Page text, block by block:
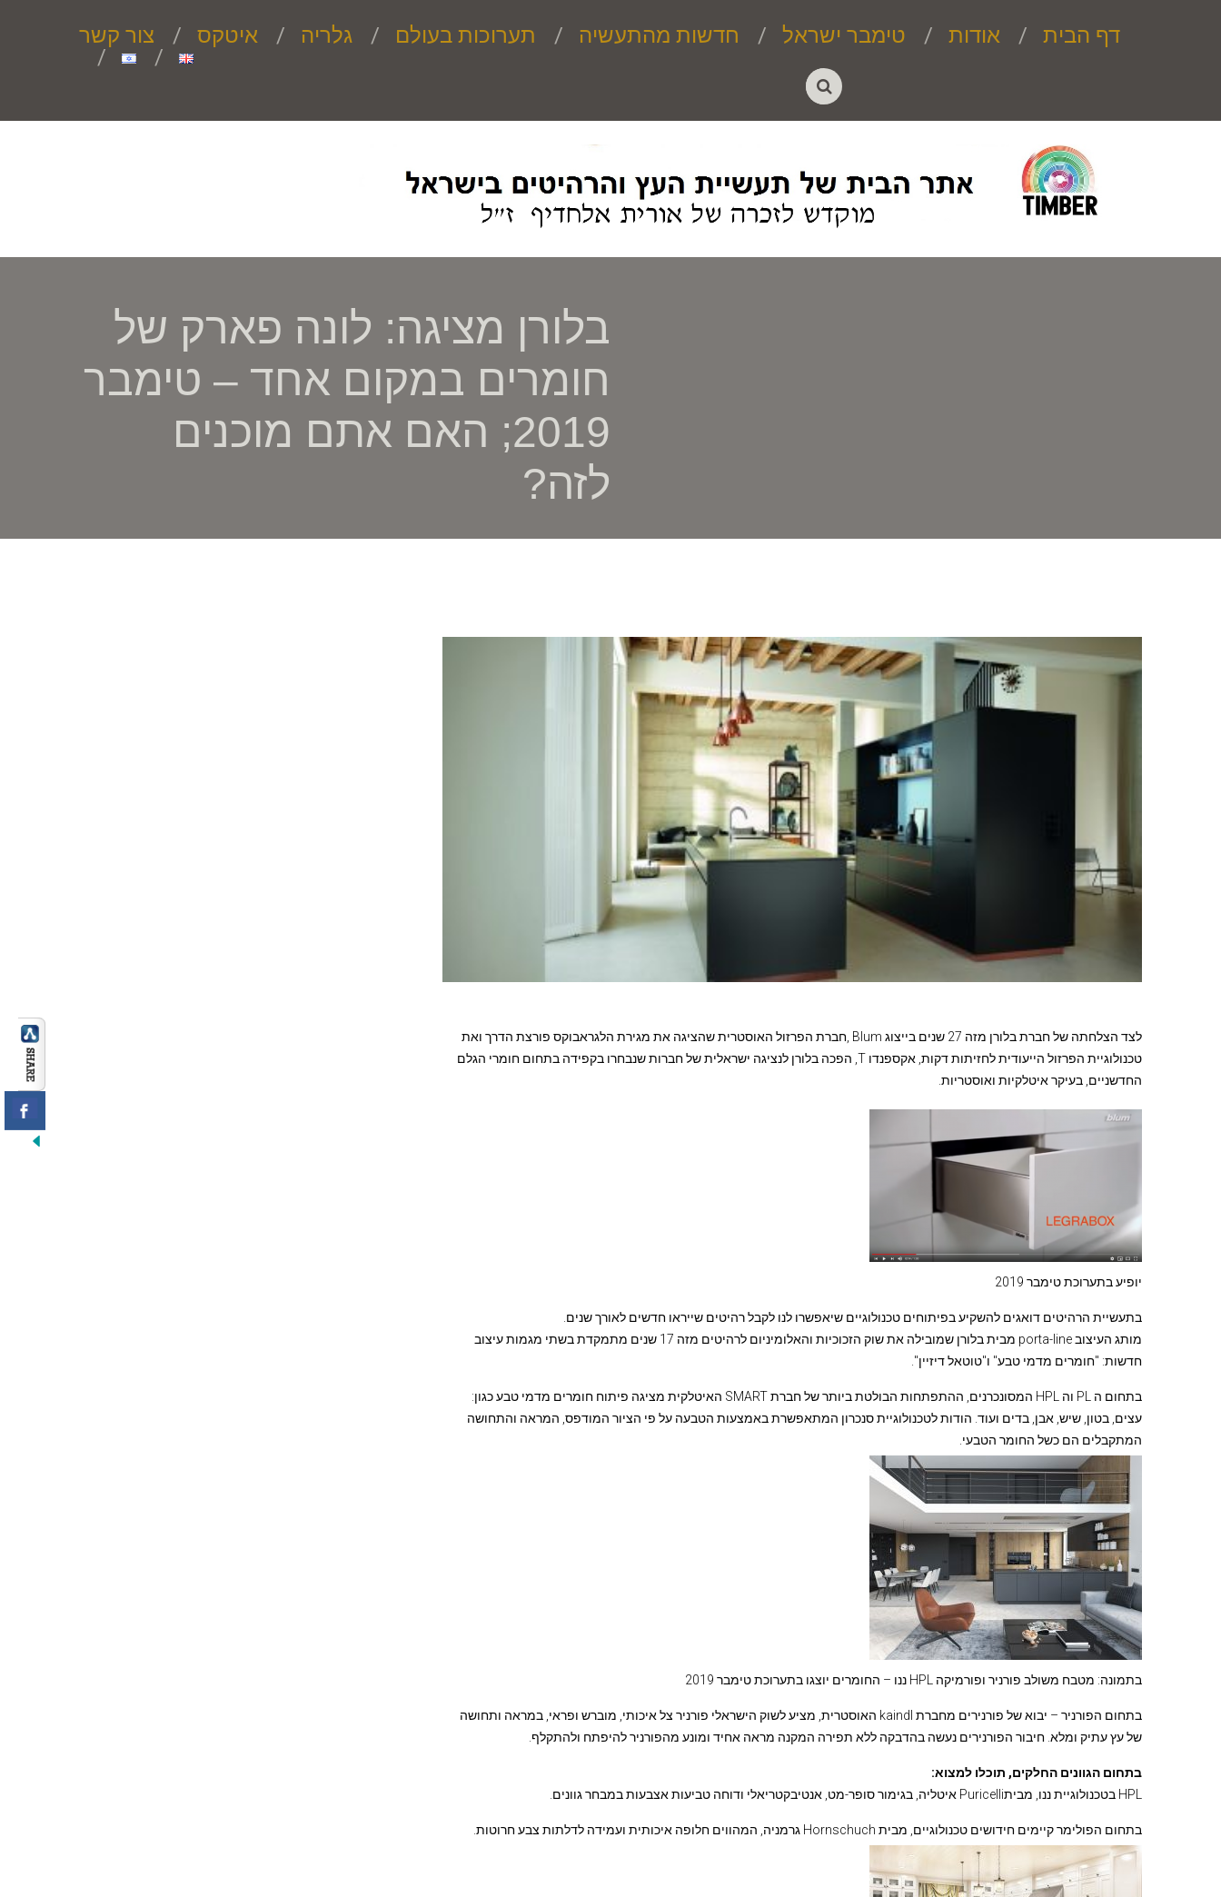
צור קשר איטקס גלריה תערוכות בעולם חדשות מהתעשיה טימבר ישראל אודות דף הבית
בלורן מציגה: לונה פארק של
חומרים במקום אחד – טימבר
2019; האם אתם מוכנים
לזה?
לצד הצלחתה של חברת בלורן מזה 27 שנים בייצוג Blum ,חברת הפרזול האוסטרית שהציגה את מגירת הלגראבוקס פורצת הדרך ואת
טכנולוגיית הפרזול הייעודית לחזיתות דקות, אקספנדו T, הפכה בלורן לנציגה ישראלית של חברות שנבחרו בקפידה בתחום חומרי הגלם
החדשניים, בעיקר איטלקיות ואוסטריות.
יופיע בתערוכת טימבר 2019
בתעשיית הרהיטים דואגים להשקיע בפיתוחים טכנולוגיים שיאפשרו לנו לקבל רהיטים שייראו חדשים לאורך שנים.
מותג העיצוב porta-line מבית בלורן שמובילה את שוק הזכוכיות והאלומיניום לרהיטים מזה 17 שנים מתמקדת בשתי מגמות עיצוב
חדשות: "חומרים מדמי טבע" ו"טוטאל דיזיין".
בתחום ה PL וה HPL המסונכרנים, ההתפתחות הבולטת ביותר של חברת SMART האיטלקית מציגה פיתוח חומרים מדמי טבע כגון:
עצים, בטון, שיש, אבן, בדים ועוד. הודות לטכנולוגיית סנכרון המתאפשרת באמצעות הטבעה על פי הציור המודפס, המראה והתחושה
המתקבלים הם כשל החומר הטבעי.
בתמונה: מטבח משולב פורניר ופורמיקה HPL ננו – החומרים יוצגו בתערוכת טימבר 2019
בתחום הפורניר – יבוא של פורנירים מחברת kaindl האוסטרית, מציע לשוק הישראלי פורניר צל איכותי, מוברש ופראי, במראה ותחושה
של עץ עתיק ומלא. חיבור הפורנירים נעשה בהדבקה ללא תפירה המקנה מראה אחיד ומונע מהפורניר להיפתח ולהתקלף.
בתחום הגוונים החלקים, תוכלו למצוא:
HPL בטכנולוגיית ננו, מביתPuricelli איטליה, בגימור סופר-מט, אנטיבקטריאלי ודוחה טביעות אצבעות במבחר גוונים.
בתחום הפולימר קיימים חידושים טכנולוגיים, מבית Hornschuch גרמניה, המהווים חלופה איכותית ועמידה לדלתות צבע חרוטות.